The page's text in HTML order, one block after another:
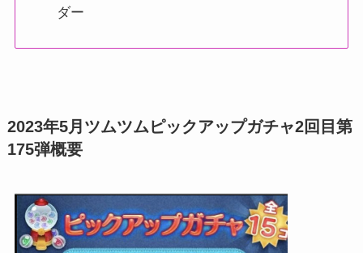
ダー
2023年5月ツムツムピックアップガチャ2回目第
175弾概要